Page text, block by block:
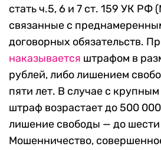
стать ч.5, 6 и 7 ст. 159 УК РФ
связанные с
договорных обязательств.
наказывается штрафом в
рублей, либо лишением
пяти лет. В случае с
штраф возрастает до 500
лишение свободы — до шести
Мошенничество,